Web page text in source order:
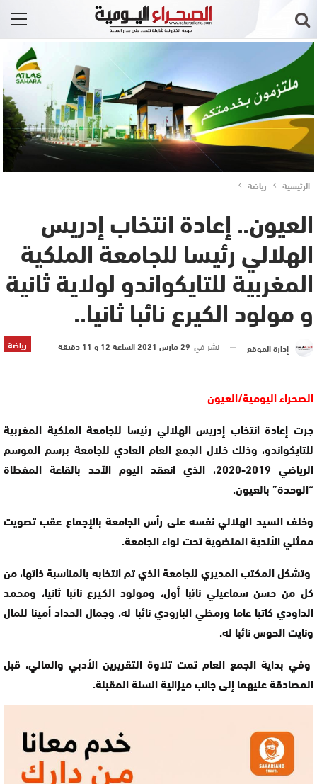
الرئيسية رياضة
العيون.. إعادة انتخاب إدريس
الهلالي رئيسا للجامعة الملكية
المغربية للتايكواندو لولاية ثانية
و مولود الكيرع نائبا ثانيا..
رياضة إدارة الموقع نشر في 29 مارس 2021 الساعة 12 و 11 دقيقة
الصحراء اليومية/العيون
جرت إعادة انتخاب إدريس الهلالي رئيسا للجامعة الملكية المغربية
للتايكواندو، وذلك خلال الجمع العام العادي للجامعة برسم الموسم
الرياضي 2019-2020، الذي انعقد اليوم الأحد بالقاعة المغطاة
“الوحدة” بالعيون.
وخلف السيد الهلالي نفسه على رأس الجامعة بالإجماع عقب تصويت
ممثلي الأندية المنضوية تحت لواء الجامعة.
وتشكل المكتب المديري للجامعة الذي تم انتخابه بالمناسبة ذاتها، من
كل من حسن سماعيلي نائبا أول، ومولود الكيرع نائبا ثانيا، ومحمد
الداودي كاتبا عاما ورمظي البارودي نائبا له، وجمال الحداد أمينا للمال
ونايت الحوس نائبا له.
وفي بداية الجمع العام تمت تلاوة التقريرين الأدبي والمالي، قبل
المصادقة عليهما إلى جانب ميزانية السنة المقبلة.